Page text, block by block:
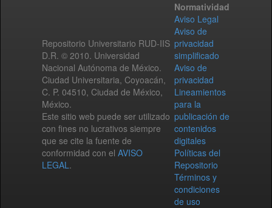
Repositorio Universitario RUD-IIS
D.R. © 2010. Universidad
Nacional Autónoma de México.
Ciudad Universitaria, Coyoacán,
C. P. 04510, Ciudad de México,
México.
Este sitio web puede ser utilizado
con fines no lucrativos siempre
que se cite la fuente de
conformidad con el AVISO
LEGAL.
Normatividad
Aviso Legal
Aviso de
privacidad
simplificado
Aviso de
privacidad
Lineamientos
para la
publicación de
contenidos
digitales
Políticas del
Repositorio
Términos y
condiciones
de uso